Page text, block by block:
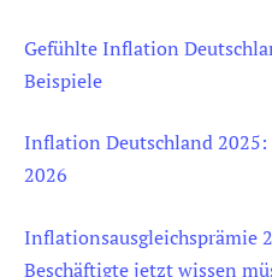
Gefühlte Inflation
Beispiele
Inflation Deutschland
2026
Inflationsausgleichsprämie
Beschäftigte jetzt wissen